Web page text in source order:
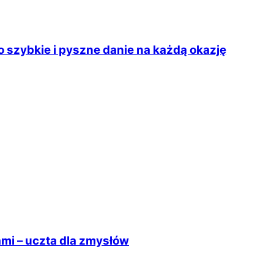
i pyszne danie na każdą okazję
– uczta dla zmysłów